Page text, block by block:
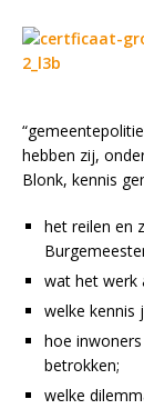
hebben zij,
Blonk, kennis
het reilen en
wat het werk
welke kennis
hoe
betrokken;
welke